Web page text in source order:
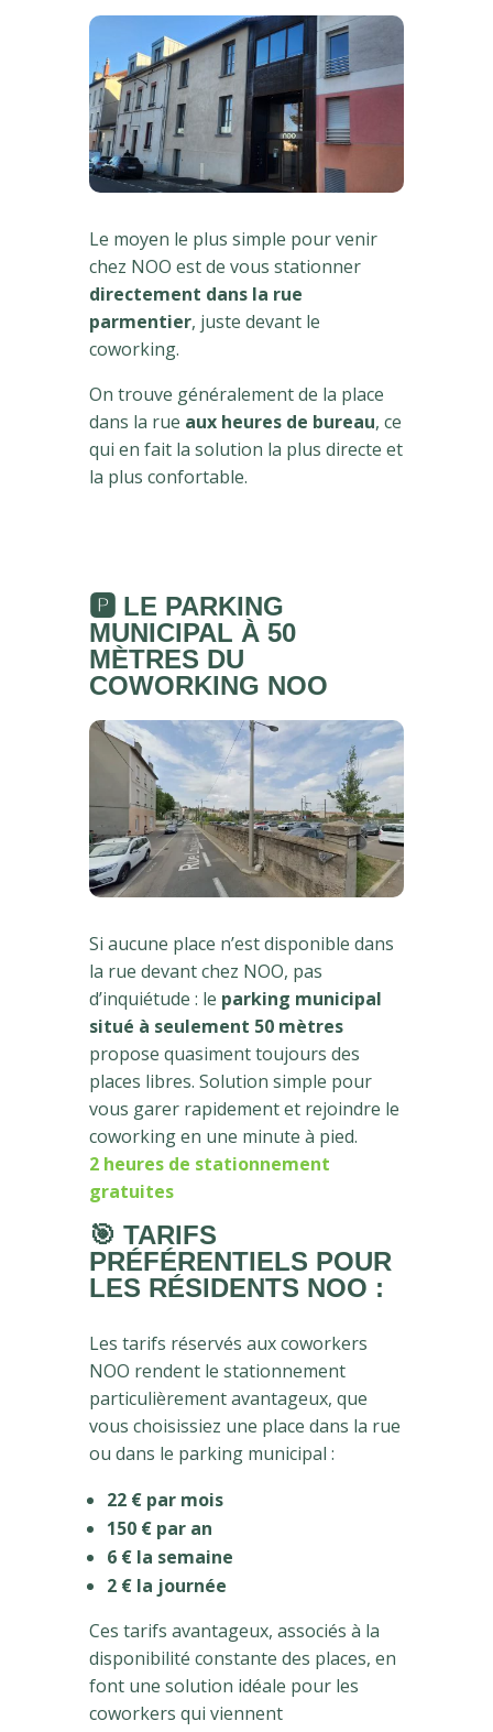
Le moyen le plus simple pour venir
chez NOO est de vous stationner
directement dans la rue
parmentier, juste devant le
coworking.
On trouve généralement de la place
dans la rue aux heures de bureau, ce
qui en fait la solution la plus directe et
la plus confortable.
🅿️ LE PARKING
MUNICIPAL À 50
MÈTRES DU
COWORKING NOO
Si aucune place n’est disponible dans
la rue devant chez NOO, pas
d’inquiétude : le parking municipal
situé à seulement 50 mètres
propose quasiment toujours des
places libres. Solution simple pour
vous garer rapidement et rejoindre le
coworking en une minute à pied.
2 heures de stationnement
gratuites
🎯 TARIFS
PRÉFÉRENTIELS POUR
LES RÉSIDENTS NOO :
Les tarifs réservés aux coworkers
NOO rendent le stationnement
particulièrement avantageux, que
vous choisissiez une place dans la rue
ou dans le parking municipal :
22 € par mois
150 € par an
6 € la semaine
2 € la journée
Ces tarifs avantageux, associés à la
disponibilité constante des places, en
font une solution idéale pour les
coworkers qui viennent